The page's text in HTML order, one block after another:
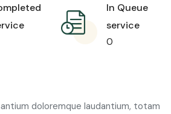
In Queue
service
0
doloremque laudantium, totam